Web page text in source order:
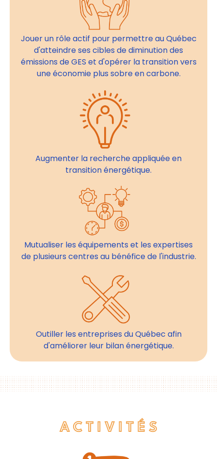
Jouer un rôle actif pour permettre au Québec
d'atteindre ses cibles de diminution des
émissions de GES et d'opérer la transition vers
une économie plus sobre en carbone.
Augmenter la recherche appliquée en
transition énergétique.
Mutualiser les équipements et les expertises
de plusieurs centres au bénéfice de l'industrie.
Outiller les entreprises du Québec afin
d'améliorer leur bilan énergétique.
A C T I V I T É S